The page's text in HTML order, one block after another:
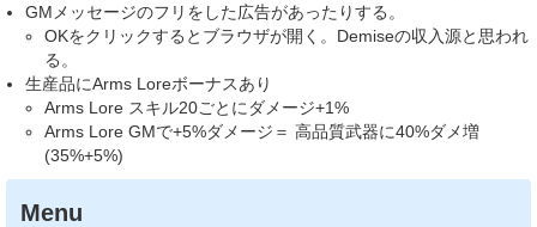
GMメッセージのフリをした広告があったりする。
OKをクリックするとブラウザが開く。Demiseの収入源と思われ
る。
生産品にArms Loreボーナスあり
Arms Lore スキル20ごとにダメージ+1%
Arms Lore GMで+5%ダメージ＝ 高品質武器に40%ダメ増
(35%+5%)
Menu